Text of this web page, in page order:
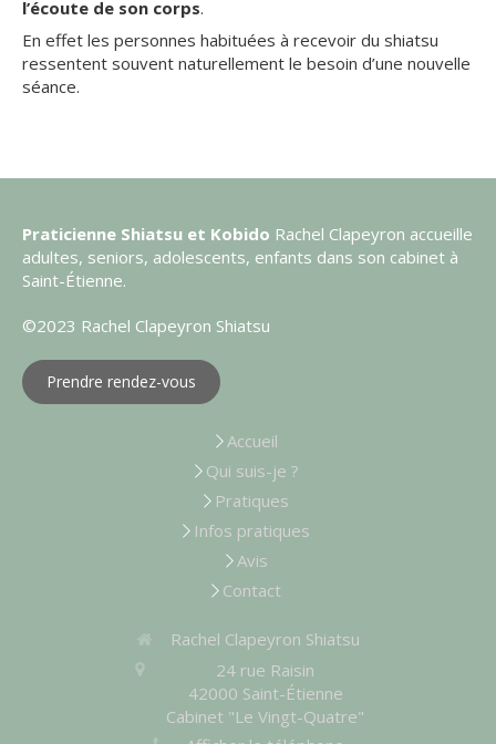
l’écoute de son corps.
En effet les personnes habituées à recevoir du shiatsu
ressentent souvent naturellement le besoin d’une nouvelle
séance.
Praticienne Shiatsu et Kobido Rachel Clapeyron accueille
adultes, seniors, adolescents, enfants dans son cabinet à
Saint-Étienne.
©2023 Rachel Clapeyron Shiatsu
Prendre rendez-vous
Accueil
Qui suis-je ?
Pratiques
Infos pratiques
Avis
Contact
Rachel Clapeyron Shiatsu
24 rue Raisin
42000 Saint-Étienne
Cabinet "Le Vingt-Quatre"